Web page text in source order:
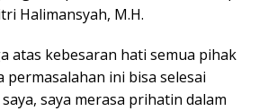
Halimansyah, M.H.
atas kebesaran hati semua pihak
ini bisa selesai
saya merasa prihatin dalam